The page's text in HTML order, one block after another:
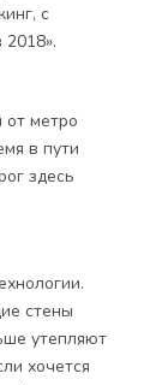
с
от метро
в пути
здесь
стены
утепляют
хочется